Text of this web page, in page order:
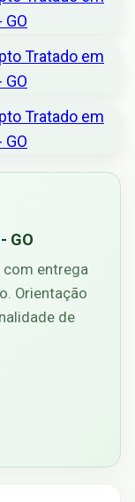
GO
entrega
Orientação
de